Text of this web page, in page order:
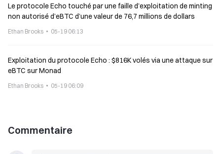
Le protocole Echo touché par une faille d’exploitation de minting
non autorisé d’eBTC d’une valeur de 76,7 millions de dollars
Ethan Brooks 05-19 06:13
Exploitation du protocole Echo : $816K volés via une attaque sur
eBTC sur Monad
Ethan Brooks 05-19 06:09
Commentaire